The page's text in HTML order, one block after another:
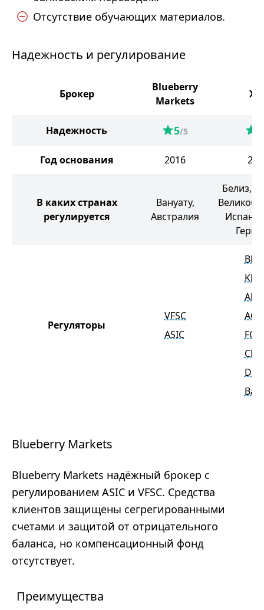
Отсутствие обучающих материалов.
Надежность и регулирование
Брокер
Blueberry
Markets
Надежность 5/5
Год основания 2016
В каких странах
регулируется
Вануату,
Австралия
Белиз,
Регуляторы
VFSC
ASIC
KNF
AMF
FCA
Blueberry Markets
Blueberry Markets надёжный брокер с
регулированием ASIC и VFSC. Средства
клиентов защищены сегрегированными
счетами и защитой от отрицательного
баланса, но компенсационный фонд
отсутствует.
Преимущества